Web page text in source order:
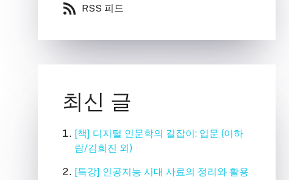
RSS 피드
최신 글
[책] 디지털 인문학의 길잡이: 입문 (이하
람/김희진 외)
[특강] 인공지능 시대 사료의 정리와 활용